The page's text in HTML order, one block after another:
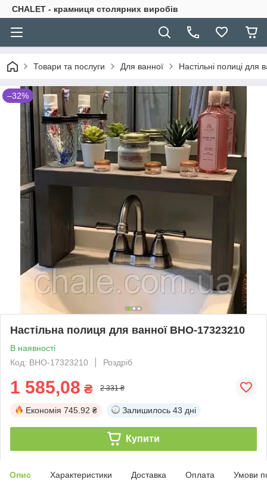
CHALET - крамниця столярних виробів
Товари та послуги Для ванної Настільні полиці для
–32%
Настільна полиця для ванної ВНО-17323210
В наявності
Код: ВНО-17323210
Роздріб
1 585,08 ₴ 2 331 ₴
Економія 745.92 ₴ Залишилось 43 дні
Купити
Опис Характеристики Доставка Оплата Умови